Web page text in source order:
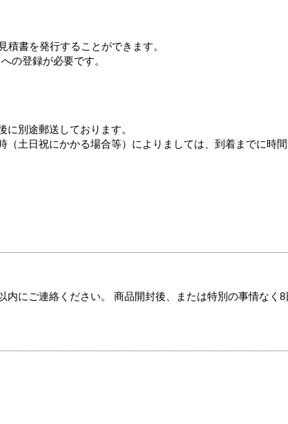
書を発行することができます。
の登録が必要です。
別途郵送しております。
土日祝にかかる場合等）によりましては、到着までに時
にご連絡ください。 商品開封後、または特別の事情なく8